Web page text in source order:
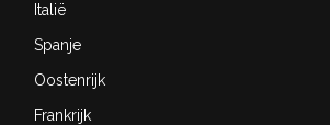
Italië
Spanje
Oostenrijk
Frankrijk